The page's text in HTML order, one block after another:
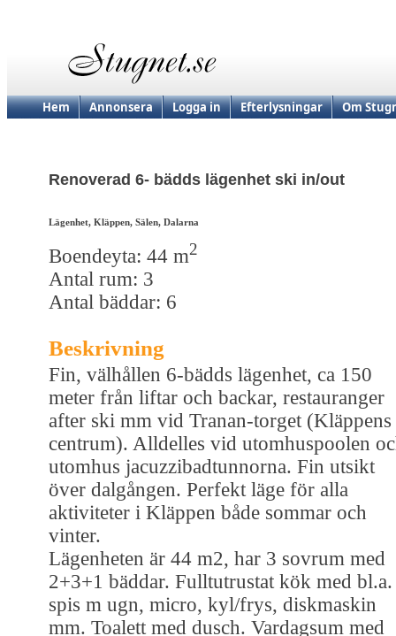
Hem Annonsera Logga in Efterlysningar Om
Renoverad 6- bädds lägenhet ski in/out
Lägenhet, Kläppen, Sälen, Dalarna
Boendeyta: 44 m2
Antal rum: 3
Antal bäddar: 6
Beskrivning
Fin, välhållen 6-bädds lägenhet, ca 150
meter från liftar och backar, restauranger
after ski mm vid Tranan-torget (Kläppens
centrum). Alldelles vid utomhuspoolen
utomhus jacuzzibadtunnorna. Fin utsikt
över dalgången. Perfekt läge för alla
aktiviteter i Kläppen både sommar och
vinter.
Lägenheten är 44 m2, har 3 sovrum med
2+3+1 bäddar. Fulltutrustat kök med bl.a.
spis m ugn, micro, kyl/frys, diskmaskin
mm. Toalett med dusch. Vardagsum med